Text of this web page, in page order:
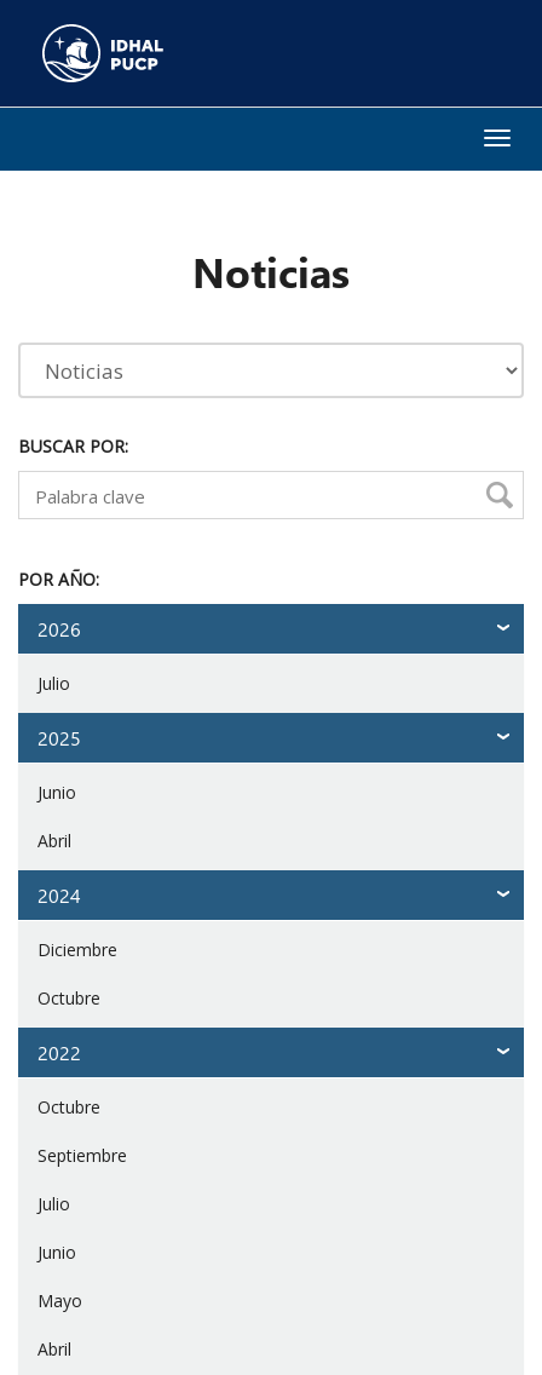
Noticias
BUSCAR POR:
POR AÑO:
2026
Julio
2025
Junio
Abril
2024
Diciembre
Octubre
2022
Octubre
Septiembre
Julio
Junio
Mayo
Abril